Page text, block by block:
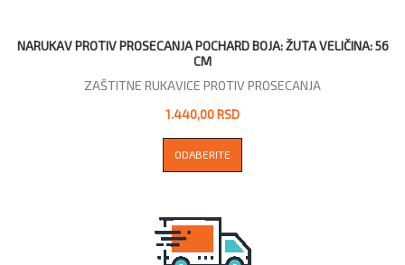
NARUKAV PROTIV PROSECANJA POCHARD BOJA: ŽUTA VELIČINA: 56
CM
ZAŠTITNE RUKAVICE PROTIV PROSECANJA
1.440,00 RSD
ODABERITE